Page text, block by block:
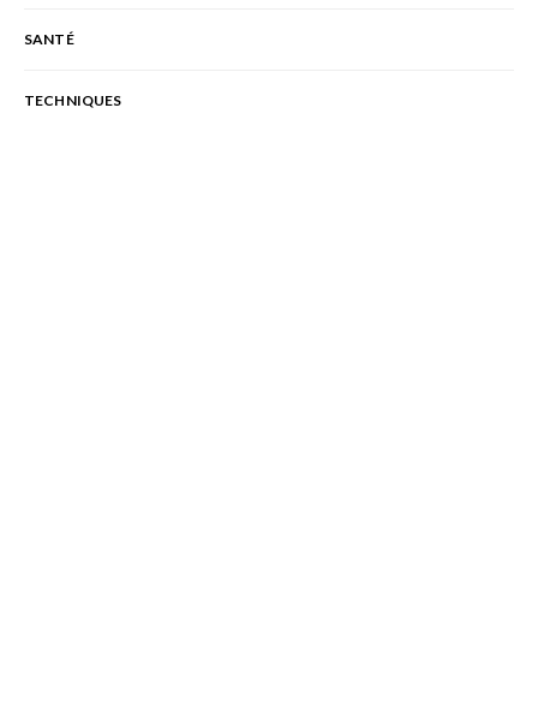
SANTÉ
TECHNIQUES